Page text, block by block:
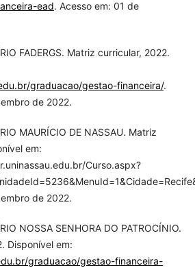
ead. Acesso em: 01 de
FADERGS. Matriz curricular, 2022.
graduacao/gestao-financeira/.
de 2022.
MAURÍCIO DE NASSAU. Matriz
em:
Curso.aspx?
de 2022.
NOSSA SENHORA DO PATROCÍNIO.
Disponível em:
graduacao/gestao-financeira-